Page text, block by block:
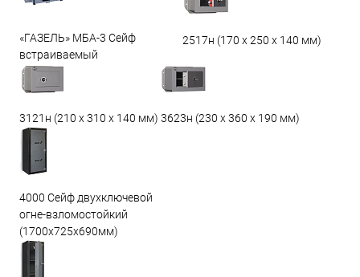
«ГАЗЕЛЬ» МБА-3 Сейф
встраиваемый
2517н (170 х 250 х 140 мм)
3121н (210 х 310 х 140 мм) 3623н (230 х 360 х 190 мм)
4000 Сейф двухключевой
огне-взломостойкий
(1700х725х690мм)